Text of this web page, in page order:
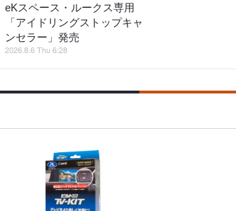
eKスペース・ルークス専用
「アイドリングストップキャ
ンセラー」発売
2026.8.6 Thu 6:28